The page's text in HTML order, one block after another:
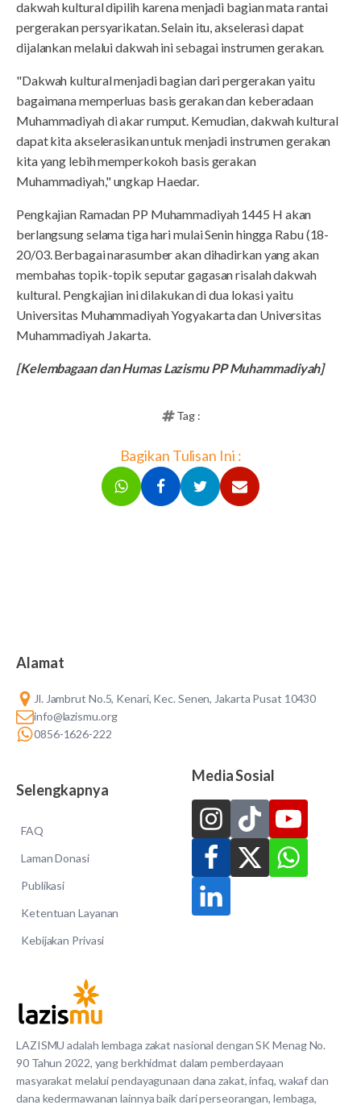
dakwah kultural dipilih karena menjadi bagian mata rantai
pergerakan persyarikatan. Selain itu, akselerasi dapat
dijalankan melalui dakwah ini sebagai instrumen gerakan.
"Dakwah kultural menjadi bagian dari pergerakan yaitu
bagaimana memperluas basis gerakan dan keberadaan
Muhammadiyah di akar rumput. Kemudian, dakwah kultural
dapat kita akselerasikan untuk menjadi instrumen gerakan
kita yang lebih memperkokoh basis gerakan
Muhammadiyah," ungkap Haedar.
Pengkajian Ramadan PP Muhammadiyah 1445 H akan
berlangsung selama tiga hari mulai Senin hingga Rabu (18-
20/03. Berbagai narasumber akan dihadirkan yang akan
membahas topik-topik seputar gagasan risalah dakwah
kultural. Pengkajian ini dilakukan di dua lokasi yaitu
Universitas Muhammadiyah Yogyakarta dan Universitas
Muhammadiyah Jakarta.
[Kelembagaan dan Humas Lazismu PP Muhammadiyah]
Tag :
Bagikan Tulisan Ini :
LAZISMU adalah lembaga zakat nasional dengan SK Menag No.
90 Tahun 2022, yang berkhidmat dalam pemberdayaan
masyarakat melalui pendayagunaan dana zakat, infaq, wakaf dan
dana kedermawanan lainnya baik dari perseorangan, lembaga,
Alamat
Jl. Jambrut No.5, Kenari, Kec. Senen, Jakarta Pusat 10430
info@lazismu.org
0856-1626-222
Selengkapnya
FAQ
Laman Donasi
Publikasi
Ketentuan Layanan
Kebijakan Privasi
Media Sosial